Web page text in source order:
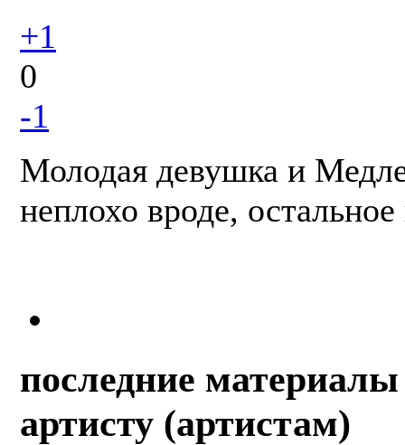
+1
0
-1
Молодая девушка и
неплохо вроде,
последние
артисту (артистам)